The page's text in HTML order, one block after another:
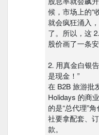
候，市场上的“
就会疯狂涌入
了。所以，这
股价画了一条安
2. 用真金白银
是现金！”
在 B2B 旅游批
Holidays 的商
的是“总代理”
社要拿配套、
款。